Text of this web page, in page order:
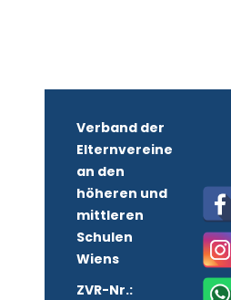
Verband der
Elternvereine
an den
höheren und
mittleren
Schulen
Wiens
ZVR-Nr.: